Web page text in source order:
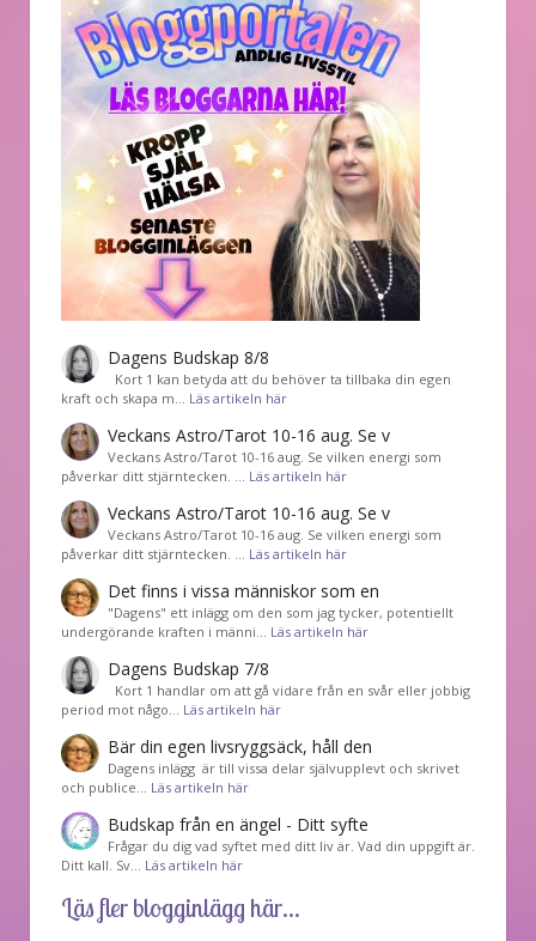
Dagens Budskap 8/8
Kort 1 kan betyda att du behöver ta tillbaka din egen
kraft och skapa m… Läs artikeln här
Veckans Astro/Tarot 10-16 aug. Se v
Veckans Astro/Tarot 10-16 aug. Se vilken energi som
påverkar ditt stjärntecken. … Läs artikeln här
Veckans Astro/Tarot 10-16 aug. Se v
Veckans Astro/Tarot 10-16 aug. Se vilken energi som
påverkar ditt stjärntecken. … Läs artikeln här
Det finns i vissa människor som en
"Dagens" ett inlägg om den som jag tycker, potentiellt
undergörande kraften i männi… Läs artikeln här
Dagens Budskap 7/8
Kort 1 handlar om att gå vidare från en svår eller jobbig
period mot någo… Läs artikeln här
Bär din egen livsryggsäck, håll den
Dagens inlägg är till vissa delar självupplevt och skrivet
och publice… Läs artikeln här
Budskap från en ängel - Ditt syfte
Frågar du dig vad syftet med ditt liv är. Vad din uppgift är.
Ditt kall. Sv… Läs artikeln här
Läs fler blogginlägg här...